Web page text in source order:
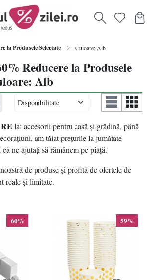
la Produsele Selectate Culoare: Alb
Reducere la Produsele
Alb
la: accesorii pentru casă și grădină, până
am tăiat prețurile la jumătate
ne ajutați să rămânem pe piață.
de produse și profită de ofertele de
reale și limitate.
60% 59%